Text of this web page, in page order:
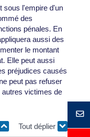
sous l'empire d'un
des
pénales. En
aussi des
le montant
Elle peut aussi
préjudices causés
peut pas refuser
victimes de
Tout déplier